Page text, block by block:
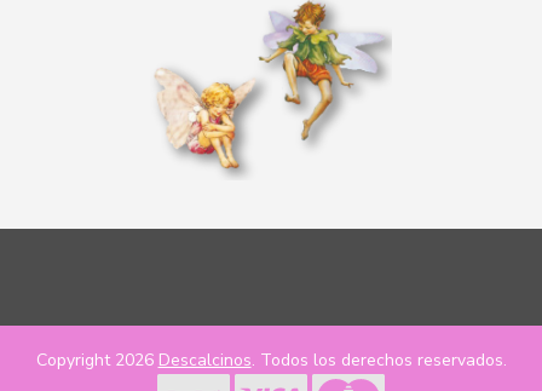
Copyright 2026 Descalcinos. Todos los derechos reservados.